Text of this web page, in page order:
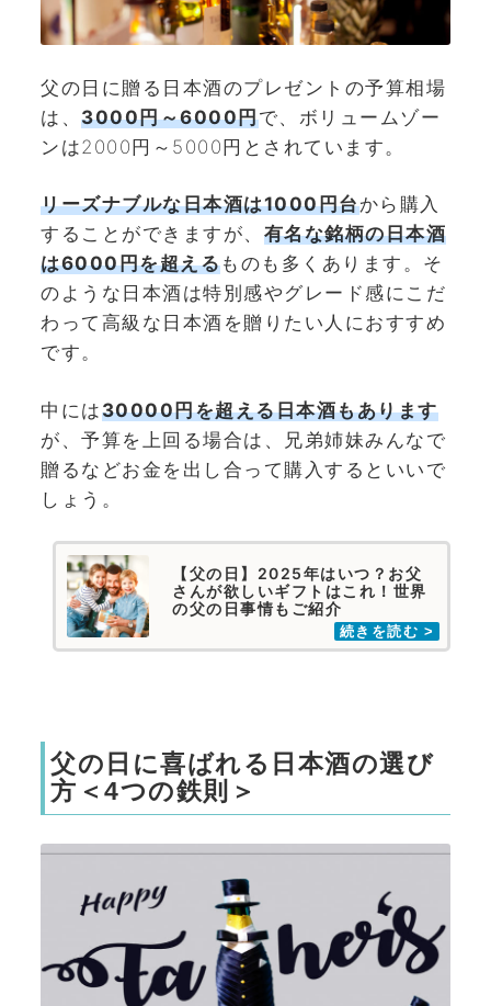
父の日に贈る日本酒のプレゼントの予算相場
は、 3000円～6000円で、ボリュームゾー
ンは2000円～5000円とされています。
リーズナブルな日本酒は1000円台から購入
することができますが、 有名な銘柄の日本酒
は6000円を超えるものも多くあります。そ
のような日本酒は特別感やグレード感にこだ
わって高級な日本酒を贈りたい人におすすめ
です。
中には30000円を超える日本酒もあります
が、予算を上回る場合は、兄弟姉妹みんなで
贈るなどお金を出し合って購入するといいで
しょう。
【父の日】2025年はいつ？お父
さんが欲しいギフトはこれ！世界
の父の日事情もご紹介
父の日に喜ばれる日本酒の選び
方＜4つの鉄則＞